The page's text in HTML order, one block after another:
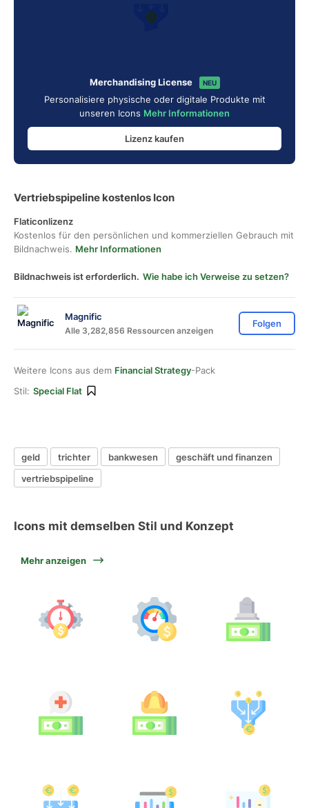
Merchandising License NEU
Personalisiere physische oder digitale Produkte mit
unseren Icons Mehr Informationen
Lizenz kaufen
Vertriebspipeline kostenlos Icon
Flaticonlizenz
Kostenlos für den persönlichen und kommerziellen Gebrauch mit
Bildnachweis. Mehr Informationen
Bildnachweis ist erforderlich. Wie habe ich Verweise zu setzen?
Magnific
Alle 3,282,856 Ressourcen anzeigen
Folgen
Weitere Icons aus dem Financial Strategy-Pack
Stil: Special Flat
geld trichter bankwesen
geschäft und finanzen
vertriebspipeline
Icons mit demselben Stil und Konzept
Mehr anzeigen